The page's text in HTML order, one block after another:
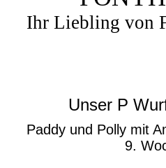
Ihr Liebling von
Unser P
Paddy und Polly mit
9.